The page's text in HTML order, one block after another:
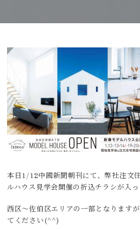
本日1/12中國新聞朝刊にて、弊社注文
ルハウス見学会開催の折込チラシが入っ
西区～佐伯区エリアの一部となります
てください(^^)